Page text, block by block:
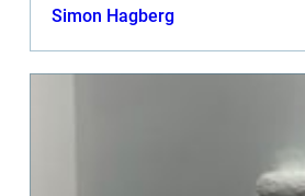
Simon Hagberg